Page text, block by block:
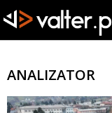
ANALIZATOR